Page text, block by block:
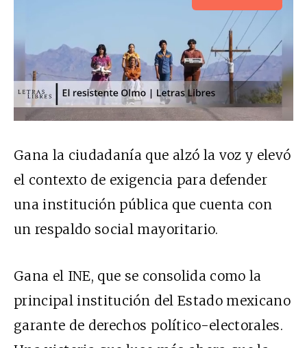
Gana la ciudadanía que alzó la voz y elevó
el contexto de exigencia para defender
una institución pública que cuenta con
un respaldo social mayoritario.
Gana el INE, que se consolida como la
principal institución del Estado mexicano
garante de derechos político-electorales.